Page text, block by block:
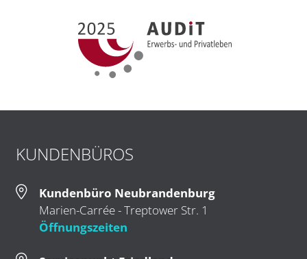
KUNDENBÜROS
Kundenbüro Neubrandenburg
Marien-Carrée - Treptower Str. 1
Öffnungszeiten